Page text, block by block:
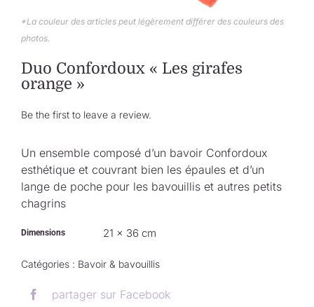
Collection de Noël
*La couleur des articles peut légèrement différer des couleurs des
photos.
Duo Confordoux « Les girafes
orange »
Be the first to leave a review.
Un ensemble composé d’un bavoir Confordoux
esthétique et couvrant bien les épaules et d’un
lange de poche pour les bavouillis et autres petits
chagrins
Dimensions 21 × 36 cm
Catégories : Bavoir & bavouillis
partager sur Facebook